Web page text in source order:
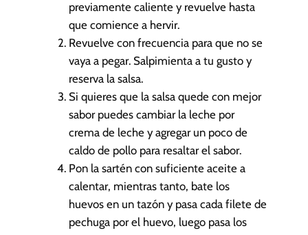
previamente caliente y revuelve hasta
que comience a hervir.
Revuelve con frecuencia para que no se
vaya a pegar. Salpimienta a tu gusto y
reserva la salsa.
Si quieres que la salsa quede con mejor
sabor puedes cambiar la leche por
crema de leche y agregar un poco de
caldo de pollo para resaltar el sabor.
Pon la sartén con suficiente aceite a
calentar, mientras tanto, bate los
huevos en un tazón y pasa cada filete de
pechuga por el huevo, luego pasa los